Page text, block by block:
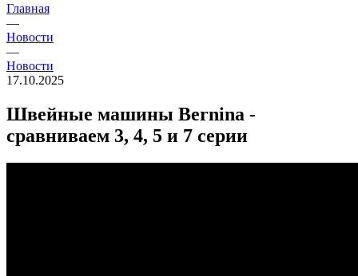
Главная
—
Новости
—
Новости
17.10.2025
Швейные машины Bernina -
сравниваем 3, 4, 5 и 7 серии